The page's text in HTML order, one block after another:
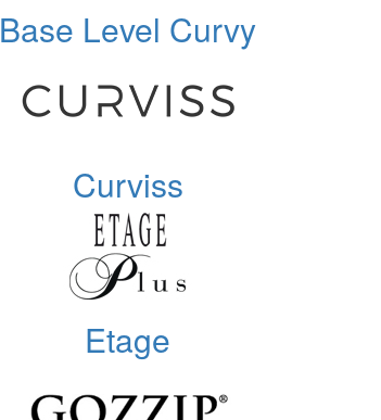
Base Level Curvy
Curviss
Etage